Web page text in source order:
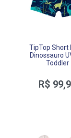
TipTop Short
Dinossauro
Toddler
R$